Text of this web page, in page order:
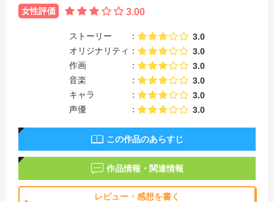
女性評価 3.00
ストーリー
3.0
オリジナリティ
3.0
作画
3.0
音楽
3.0
キャラ
3.0
声優
3.0
この作品のあらすじ
作品情報・関連情報
レビュー・感想を書く